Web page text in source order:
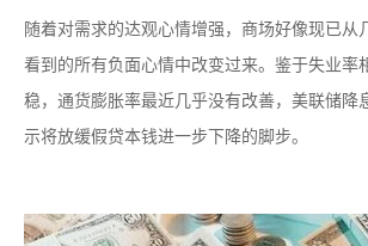
随着对需求的达观心情增强，商场好像现已从
看到的所有负面心情中改变过来。鉴于失业率
稳，通货膨胀率最近几乎没有改善，美联储降
示将放缓假贷本钱进一步下降的脚步。